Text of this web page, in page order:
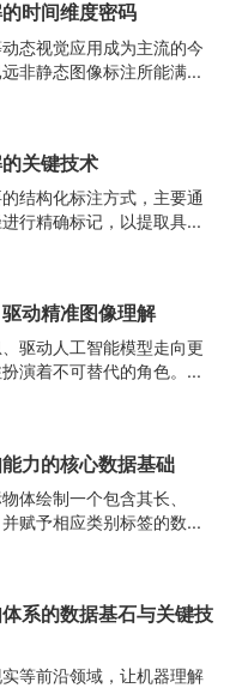
时间维度密码
态视觉应用成为主流的今
非静态图像标注所能满...
关键技术
结构化标注方式，主要通
行精确标记，以提取具...
动精准图像理解
驱动人工智能模型走向更
演着不可替代的角色。...
力的核心数据基础
体绘制一个包含其长、
赋予相应类别标签的数...
系的数据基石与关键技
等前沿领域，让机器理解